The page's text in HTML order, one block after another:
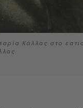
Κάλλας στο